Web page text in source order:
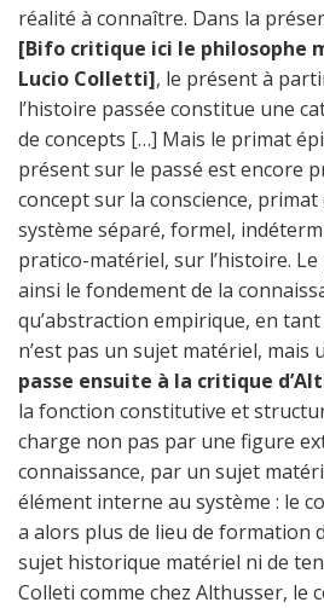
réalité à connaître. Dans la
[Bifo critique ici le philosophe
Lucio Colletti], le présent à
l’histoire passée constitue une
de concepts […] Mais le primat
présent sur le passé est encore
concept sur la conscience,
système séparé, formel,
pratico-matériel, sur l’histoire.
ainsi le fondement de la
qu’abstraction empirique, en
n’est pas un sujet matériel, mais
passe ensuite à la critique
la fonction constitutive et
charge non pas par une figure
connaissance, par un sujet
élément interne au système : le
a alors plus de lieu de formation
sujet historique matériel ni de
Colleti comme chez Althusser, le